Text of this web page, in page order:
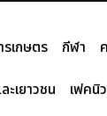
รเกษตร กีฬา
ะเยาวชน เฟคนิ